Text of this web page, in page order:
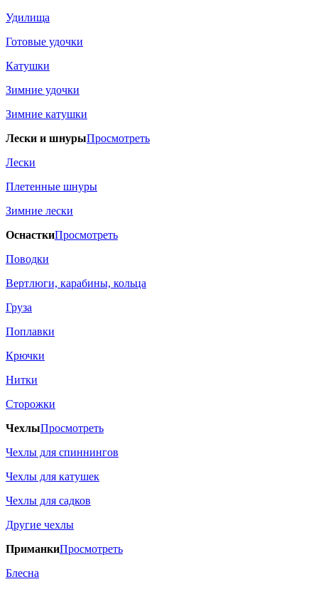
Удилища
Готовые удочки
Катушки
Зимние удочки
Зимние катушки
Лески и шнурыПросмотреть
Лески
Плетенные шнуры
Зимние лески
ОснасткиПросмотреть
Поводки
Вертлюги, карабины, кольца
Груза
Поплавки
Крючки
Нитки
Сторожки
ЧехлыПросмотреть
Чехлы для спиннингов
Чехлы для катушек
Чехлы для садков
Другие чехлы
ПриманкиПросмотреть
Блесна